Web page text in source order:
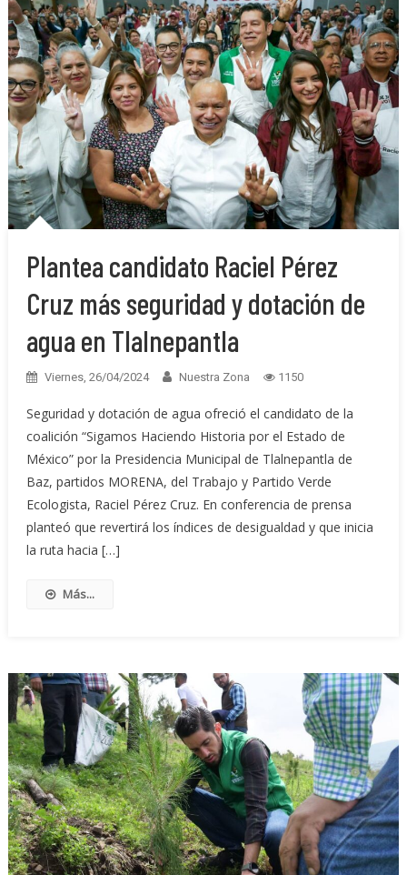
Plantea candidato Raciel Pérez
Cruz más seguridad y dotación de
agua en Tlalnepantla
Viernes, 26/04/2024 Nuestra Zona 1150
Seguridad y dotación de agua ofreció el candidato de la
coalición “Sigamos Haciendo Historia por el Estado de
México” por la Presidencia Municipal de Tlalnepantla de
Baz, partidos MORENA, del Trabajo y Partido Verde
Ecologista, Raciel Pérez Cruz. En conferencia de prensa
planteó que revertirá los índices de desigualdad y que inicia
la ruta hacia […]
Más...